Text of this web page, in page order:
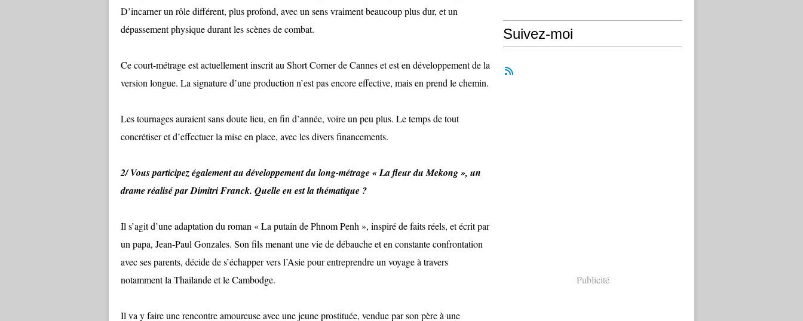
D’incarner un rôle différent, plus profond, avec un sens vraiment beaucoup plus dur, et un
dépassement physique durant les scènes de combat.
Ce court-métrage est actuellement inscrit au Short Corner de Cannes et est en développement de la
version longue. La signature d’une production n’est pas encore effective, mais en prend le chemin.
Les tournages auraient sans doute lieu, en fin d’année, voire un peu plus. Le temps de tout
concrétiser et d’effectuer la mise en place, avec les divers financements.
2/ Vous participez également au développement du long-métrage « La fleur du Mekong », un
drame réalisé par Dimitri Franck. Quelle en est la thématique ?
Il s’agit d’une adaptation du roman « La putain de Phnom Penh », inspiré de faits réels, et écrit par
un papa, Jean-Paul Gonzales. Son fils menant une vie de débauche et en constante confrontation
avec ses parents, décide de s’échapper vers l’Asie pour entreprendre un voyage à travers
notamment la Thaïlande et le Cambodge.
Il va y faire une rencontre amoureuse avec une jeune prostituée, vendue par son père à une
Suivez-moi
Publicité